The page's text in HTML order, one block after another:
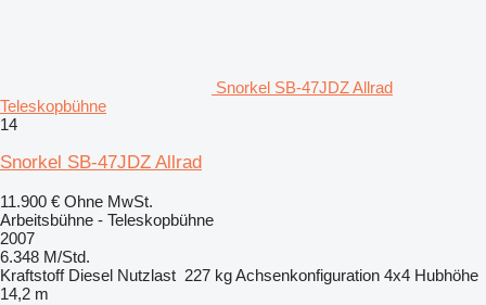
Snorkel SB-47JDZ Allrad
Teleskopbühne
14
Snorkel SB-47JDZ Allrad
11.900 € Ohne MwSt.
Arbeitsbühne - Teleskopbühne
2007
6.348 M/Std.
Kraftstoff Diesel Nutzlast 227 kgAchsenkonfiguration 4x4 Hubhöhe
14,2 m